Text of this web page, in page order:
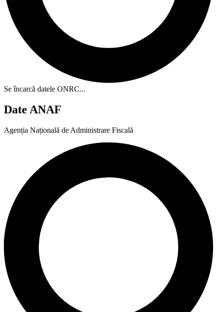
Se încarcă datele ONRC...
Date ANAF
Agenția Națională de Administrare Fiscală